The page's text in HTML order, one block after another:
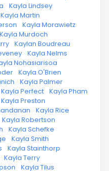
· Kayla Lindsey
Kayla Martin
· Kayla Morawietz
Kayla Murdoch
· Kaylan Boudreau
· Kayla Nelms
Nohasiarisoa
· Kayla O'Brien
· Kayla Palmer
Kayla Perfect · Kayla Pham
Kayla Preston
· Kayla Rice
Kayla Robertson
· Kayla Schefke
· Kayla Smith
· Kayla Stainthorp
· Kayla Terry
· Kayla Tilus